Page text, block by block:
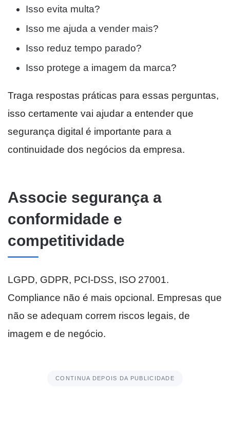
Isso evita multa?
Isso me ajuda a vender mais?
Isso reduz tempo parado?
Isso protege a imagem da marca?
Traga respostas práticas para essas perguntas,
isso certamente vai ajudar a entender que
segurança digital é importante para a
continuidade dos negócios da empresa.
Associe segurança a
conformidade e
competitividade
LGPD, GDPR, PCI-DSS, ISO 27001.
Compliance não é mais opcional. Empresas que
não se adequam correm riscos legais, de
imagem e de negócio.
CONTINUA DEPOIS DA PUBLICIDADE